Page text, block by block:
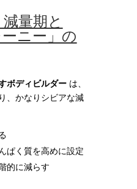
量期と
ーニー」の
ボディビルダーは、
、かなりシビアな減
ぱく質を高めに設定
的に減らす